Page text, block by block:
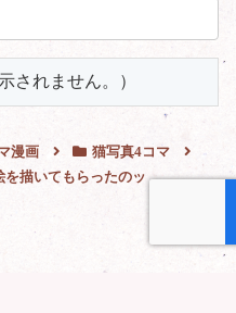
漫画
猫写真4コマ
描いてもらったのッ